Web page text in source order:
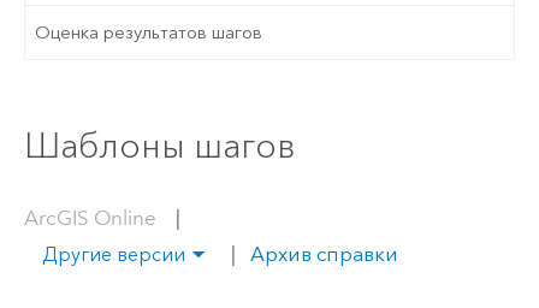
Оценка результатов шагов
Шаблоны шагов
ArcGIS Online |
Другие версии | Архив справки